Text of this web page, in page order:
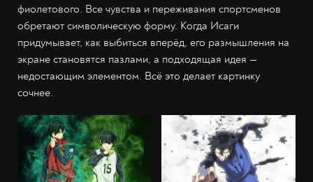
фиолетового. Все чувства и переживания спортсменов
обретают символическую форму. Когда Исаги
придумывает, как выбиться вперёд, его размышления на
экране становятся пазлами, а подходящая идея —
недостающим элементом. Всё это делает картинку
сочнее.